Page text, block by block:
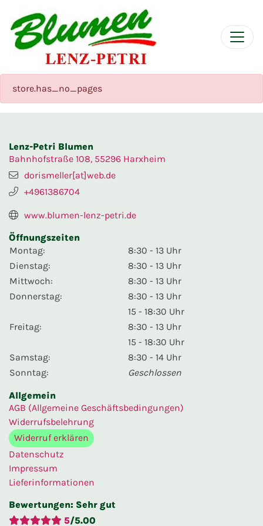
store.has_no_pages
Lenz-Petri Blumen
Bahnhofstraße 108, 55296 Harxheim
dorismeller[at]web.de
+4961386704
www.blumen-lenz-petri.de
Öffnungszeiten
Montag:
8:30 - 13 Uhr
Dienstag:
8:30 - 13 Uhr
Mittwoch:
8:30 - 13 Uhr
Donnerstag:
8:30 - 13 Uhr
15 - 18:30 Uhr
Freitag:
8:30 - 13 Uhr
15 - 18:30 Uhr
Samstag:
8:30 - 14 Uhr
Sonntag:
Geschlossen
Allgemein
AGB (Allgemeine Geschäftsbedingungen)
Widerrufsbelehrung
Widerruf erklären
Datenschutz
Impressum
Lieferinformationen
Bewertungen: Sehr gut
5/5.00